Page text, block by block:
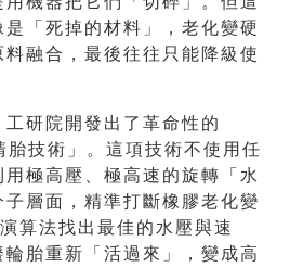
「死掉的材料」，老化變硬
融合，最後往往只能降級使
研院開發出了革命性的
胎技術」。這項技術不使用任
極高壓、極高速的旋轉「水
層面，精準打斷橡膠老化變
算法找出最佳的水壓與速
胎重新「活過來」，變成高